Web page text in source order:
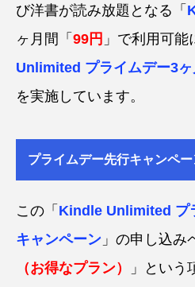
び洋書が読み放題となる「
ヶ月間「 99円 」で利用可能
Unlimited プライムデー3
を実施しています。
プライムデー先行キャンペー
この「 Kindle Unlimited プ
キャンペーン 」の申し込み
（お得なプラン）
」という